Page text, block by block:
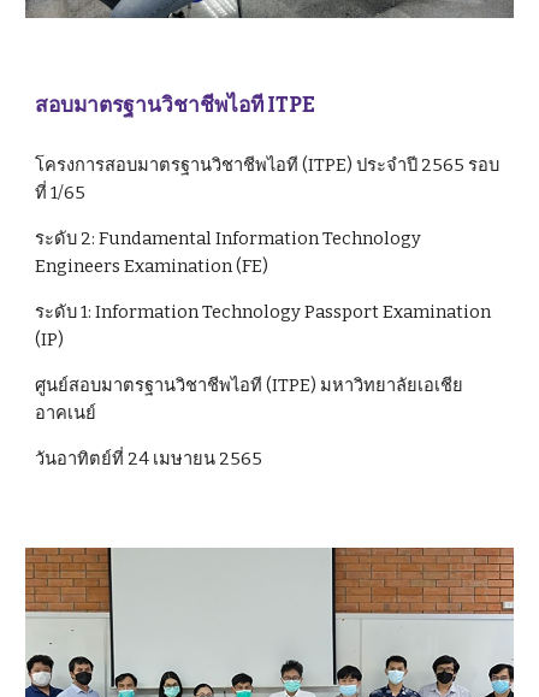
สอบมาตรฐานวิชาชีพไอที ITPE
โครงการสอบมาตรฐานวิชาชีพไอที (ITPE) ประจำปี 2565 รอบ
ที่ 1/65
ระดับ 2: Fundamental Information Technology
Engineers Examination (FE)
ระดับ 1: Information Technology Passport Examination
(IP)
ศูนย์สอบมาตรฐานวิชาชีพไอที (ITPE) มหาวิทยาลัยเอเชีย
อาคเนย์
วันอาทิตย์ที่ 24 เมษายน 2565